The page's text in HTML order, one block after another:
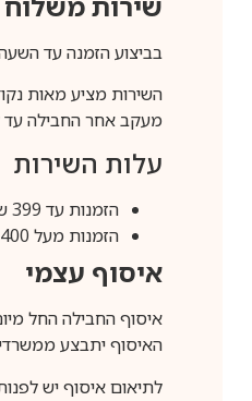
בביצוע הזמנה עד השעה 10:00 בימים א-ה. לא כולל שישי-שבת,ערבי חג וחול
השירות מציע מאות
מעקב אחר החבילה עד
עלות השירות
הזמנות עד 399 ש"ח: 15.00 ש"ח
הזמנות מעל 400 ש"ח: 5.00 ש"ח
איסוף עצמי
איסוף החבילה החל מיום לאחר
האיסוף יתבצע ממשרדי
לתיאום איסוף יש לפנות למוקד: